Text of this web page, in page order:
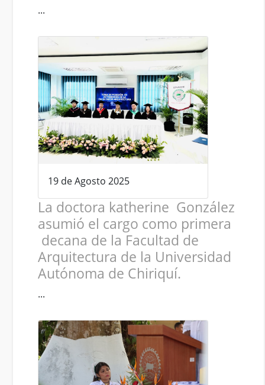
...
19 de Agosto 2025
La doctora katherine González
asumió el cargo como primera
decana de la Facultad de
Arquitectura de la Universidad
Autónoma de Chiriquí.
...